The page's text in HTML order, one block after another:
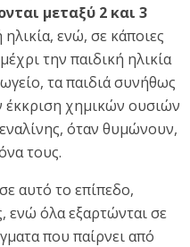
μεταξύ 2 και 3
ενώ, σε κάποιες
την παιδική ηλικία
τα παιδιά συνήθως
έκκριση χημικών ουσιών
όταν θυμώνουν,
τους.
αυτό το επίπεδο,
ενώ όλα εξαρτώνται σε
που παίρνει από